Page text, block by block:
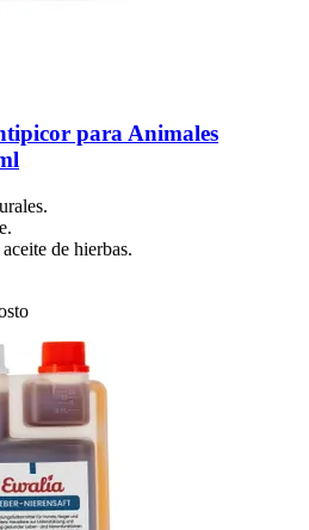
para Animales
de hierbas.